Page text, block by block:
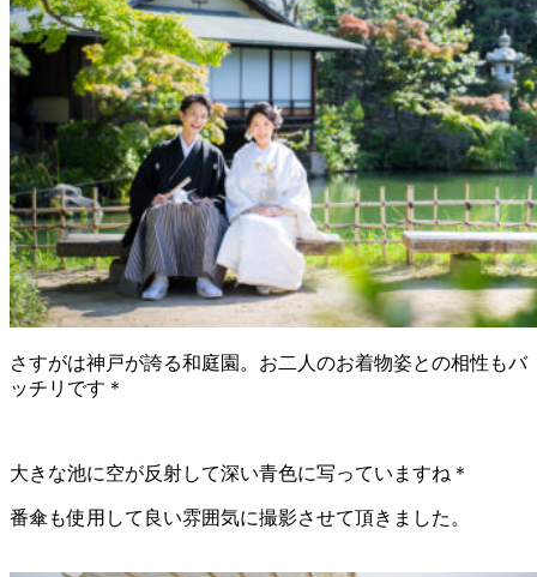
さすがは神戸が誇る和庭園。お二人のお着物姿との相性もバ
ッチリです＊
大きな池に空が反射して深い青色に写っていますね＊
番傘も使用して良い雰囲気に撮影させて頂きました。